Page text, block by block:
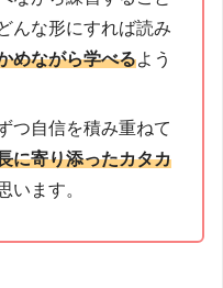
んな形にすれば読み
めながら学べるよう
つ自信を積み重ねて
に寄り添ったカタカ
います。